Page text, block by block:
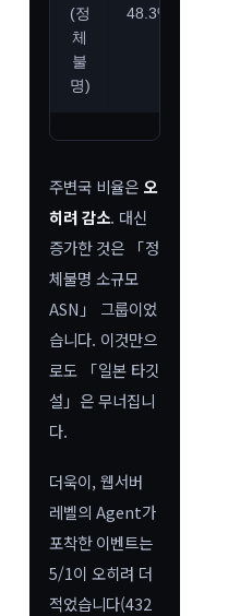
(정
체
불
명)
48.3%
주변국 비율은 오
히려 감소. 대신
증가한 것은 「정
체불명 소규모
ASN」 그룹이었
습니다. 이것만으
로도 「일본 타깃
설」은 무너집니
다.
더욱이, 웹서버
레벨의 Agent가
포착한 이벤트는
5/1이 오히려 더
적었습니다(432